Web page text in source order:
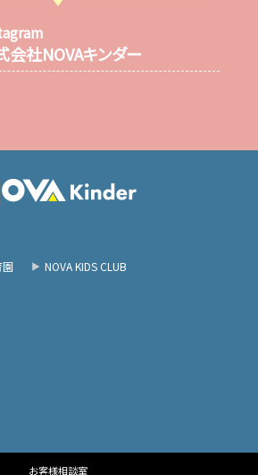
会社NOVAキンダー
園
NOVA KIDS CLUB
お客様相談室